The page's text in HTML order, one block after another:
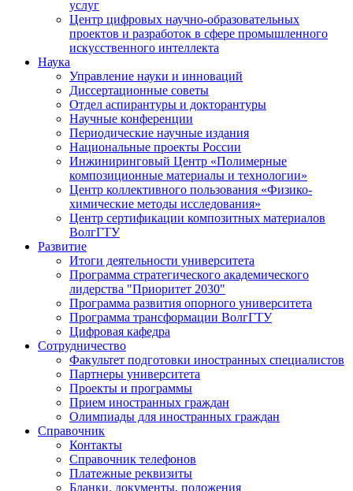
услуг
Центр цифровых научно-образовательных
проектов и разработок в сфере промышленного
искусственного интеллекта
Наука
Управление науки и инноваций
Диссертационные советы
Отдел аспирантуры и докторантуры
Научные конференции
Периодические научные издания
Национальные проекты России
Инжиниринговый Центр «Полимерные
композиционные материалы и технологии»
Центр коллективного пользования «Физико-
химические методы исследования»
Центр сертификации композитных материалов
ВолгГТУ
Развитие
Итоги деятельности университета
Программа стратегического академического
лидерства "Приоритет 2030"
Программа развития опорного университета
Программа трансформации ВолгГТУ
Цифровая кафедра
Сотрудничество
Факультет подготовки иностранных специалистов
Партнеры университета
Проекты и программы
Прием иностранных граждан
Олимпиады для иностранных граждан
Справочник
Контакты
Справочник телефонов
Платежные реквизиты
Бланки, документы, положения